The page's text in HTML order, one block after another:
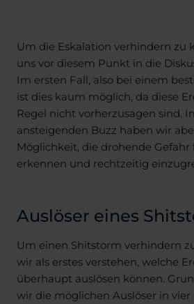
Um die Eskalation verhindern zu
uns vor diesem Punkt in die
Im ersten Fall, also bei einem
ist dies kaum möglich, da diese
Regel nicht vorherzusagen sind.
ansteigenden Buzz haben wir
Möglichkeit, die drohende
erkennen und rechtzeitig
Auslöser eines
Um einen Shitstorm verhindern
wir als erstes verstehen, welche
überhaupt auslösen können.
wir die möglichen Auslöser in